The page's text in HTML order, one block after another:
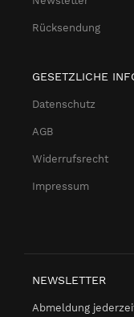
Rücksendung
GESETZLICHE
Datenschutz
AGB
Widerrufsrecht
Impressum
NEWSLETTER
Abmeldung